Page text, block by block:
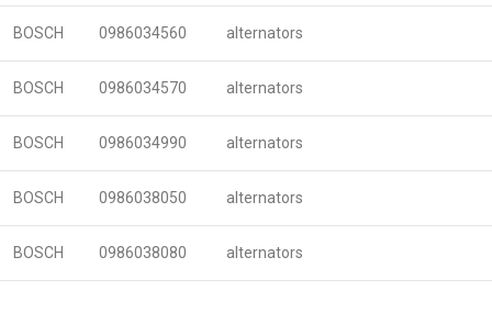
BOSCH 0986034560 alternators
BOSCH 0986034570 alternators
BOSCH 0986034990 alternators
BOSCH 0986038050 alternators
BOSCH 0986038080 alternators